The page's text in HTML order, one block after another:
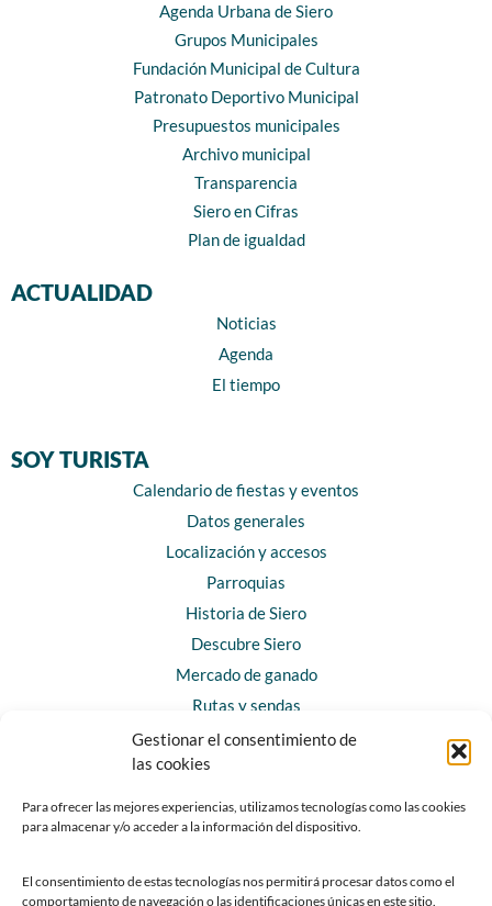
Gestionar el consentimiento de
las cookies
Para ofrecer las mejores experiencias, utilizamos tecnologías como las cookies
para almacenar y/o acceder a la información del dispositivo.
El consentimiento de estas tecnologías nos permitirá procesar datos como el
comportamiento de navegación o las identificaciones únicas en este sitio.
Agenda Urbana de Siero
Grupos Municipales
Fundación Municipal de Cultura
Patronato Deportivo Municipal
Presupuestos municipales
Archivo municipal
Transparencia
Siero en Cifras
Plan de igualdad
ACTUALIDAD
Noticias
Agenda
El tiempo
SOY TURISTA
Calendario de fiestas y eventos
Datos generales
Localización y accesos
Parroquias
Historia de Siero
Descubre Siero
Mercado de ganado
Rutas y sendas
Horarios y contacto
Teléfonos de interés
Chatbot Siero